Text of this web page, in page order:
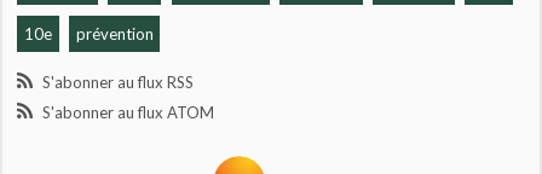
10e prévention
S'abonner au flux RSS
S'abonner au flux ATOM